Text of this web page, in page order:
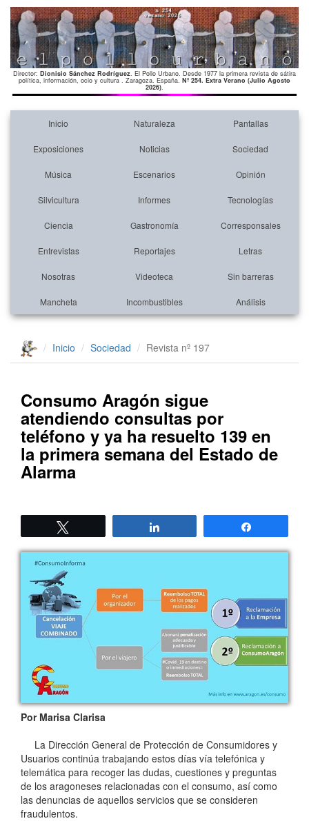
Director: Dionisio Sánchez Rodríguez. El Pollo Urbano. Desde 1977 la primera revista de sátira
política, información, ocio y cultura . Zaragoza. España. Nº 254. Extra Verano (Julio Agosto
2026).
Inicio Naturaleza Pantallas
Exposiciones Noticias Sociedad
Música Escenarios Opinión
Silvicultura Informes Tecnologías
Ciencia Gastronomía Corresponsales
Entrevistas Reportajes Letras
Nosotras Videoteca Sin barreras
Mancheta Incombustibles Análisis
Inicio Sociedad Revista nº 197
Consumo Aragón sigue
atendiendo consultas por
teléfono y ya ha resuelto 139 en
la primera semana del Estado de
Alarma
Por Marisa Clarisa
La Dirección General de Protección de Consumidores y
Usuarios continúa trabajando estos días vía telefónica y
telemática para recoger las dudas, cuestiones y preguntas
de los aragoneses relacionadas con el consumo, así como
las denuncias de aquellos servicios que se consideren
fraudulentos.